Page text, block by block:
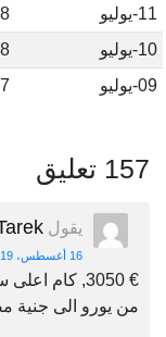
11-يوليو
10-يوليو
09-يوليو
157 تعليق
يقول
16 أغسطس، 2019 الساعة 2:53 ص
€ 3050, كام اعلى سعر
من يورو الى جنية